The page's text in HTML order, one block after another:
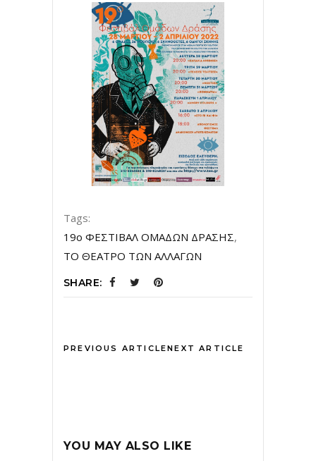
Tags:
19ο ΦΕΣΤΙΒΑΛ ΟΜΑΔΩΝ ΔΡΑΣΗΣ,
ΤΟ ΘΕΑΤΡΟ ΤΩΝ ΑΛΛΑΓΩΝ
SHARE:
PREVIOUS ARTICLENEXT ARTICLE
YOU MAY ALSO LIKE